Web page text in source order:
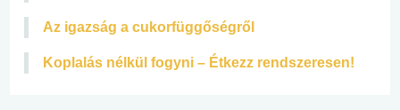
Az igazság a cukorfüggőségről
Koplalás nélkül fogyni – Étkezz rendszeresen!